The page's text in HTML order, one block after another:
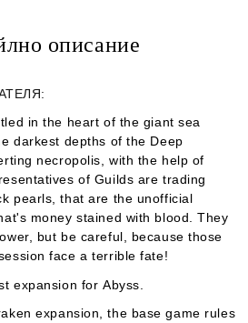
описание
in the heart of the giant sea
darkest depths of the Deep
necropolis, with the help of
of Guilds are trading
pearls, that are the unofficial
money stained with blood. They
but be careful, because those
face a terrible fate!
expansion for Abyss
expansion, the base game rules